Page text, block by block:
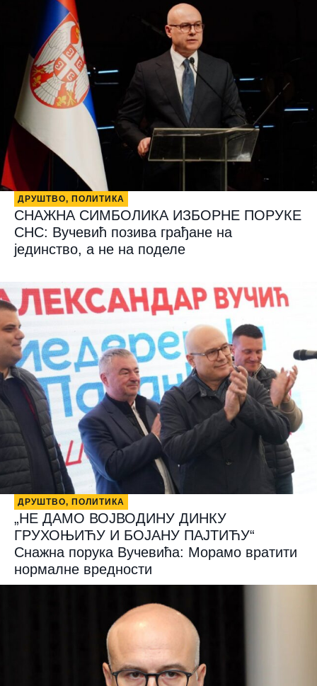
ДРУШТВО, ПОЛИТИКА
СНАЖНА СИМБОЛИКА ИЗБОРНЕ ПОРУКЕ
СНС: Вучевић позива грађане на
јединство, а не на поделе
ДРУШТВО, ПОЛИТИКА
„НЕ ДАМО ВОЈВОДИНУ ДИНКУ
ГРУХОЊИЋУ И БОЈАНУ ПАЈТИЋУ“
Снажна порука Вучевића: Морамо вратити
нормалне вредности